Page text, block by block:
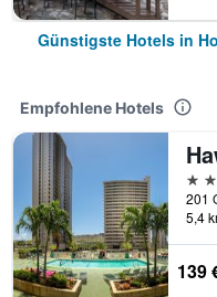
Günstigste Hotels in
Empfohlene Hotels
3
5,4
139